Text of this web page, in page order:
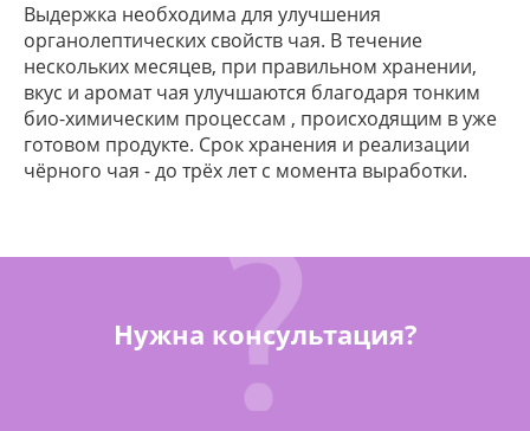
Выдержка необходима для улучшения
органолептических свойств чая. В течение
нескольких месяцев, при правильном хранении,
вкус и аромат чая улучшаются благодаря тонким
био-химическим процессам , происходящим в уже
готовом продукте. Срок хранения и реализации
чёрного чая - до трёх лет с момента выработки.
Нужна консультация?